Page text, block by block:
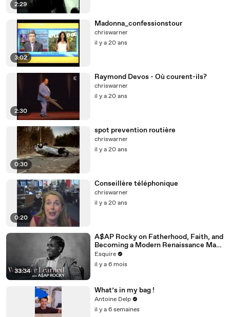
2:29
3:02
Madonna_confessionstour
chriswarner
il y a 20 ans
2:30
Raymond Devos - Où courent-ils?
chriswarner
il y a 20 ans
0:30
spot prevention routière
chriswarner
il y a 20 ans
0:20
Conseillère téléphonique
chriswarner
il y a 20 ans
33:34
A$AP Rocky on Fatherhood, Faith, and
Becoming a Modern Renaissance Man |
What I’ve Learned | Esquire
Esquire
il y a 6 mois
What’s in my bag !
Antoine Delp
il y a 6 semaines